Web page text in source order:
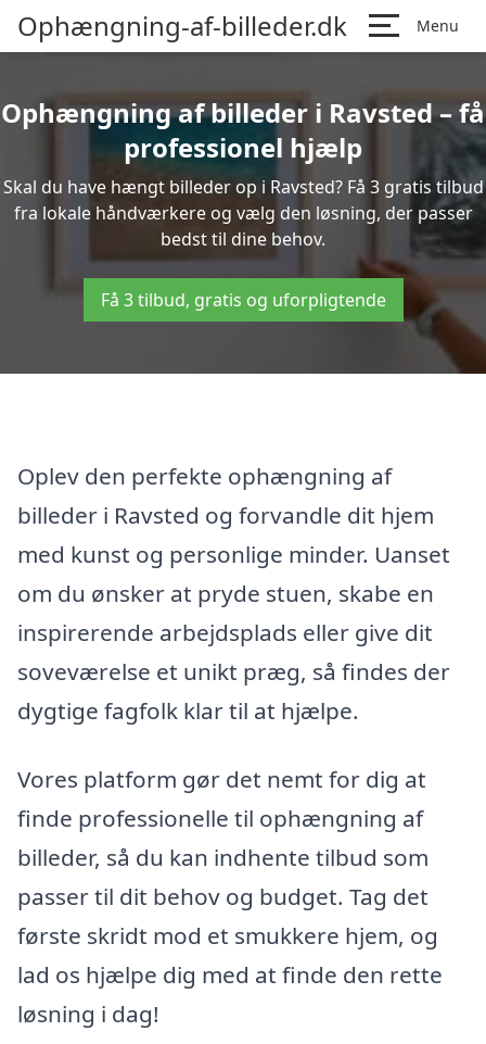
Ophængning-af-billeder.dk Menu
Ophængning af billeder i Ravsted – få
professionel hjælp
Skal du have hængt billeder op i Ravsted? Få 3 gratis tilbud
fra lokale håndværkere og vælg den løsning, der passer
bedst til dine behov.
Få 3 tilbud, gratis og uforpligtende
Oplev den perfekte ophængning af
billeder i Ravsted og forvandle dit hjem
med kunst og personlige minder. Uanset
om du ønsker at pryde stuen, skabe en
inspirerende arbejdsplads eller give dit
soveværelse et unikt præg, så findes der
dygtige fagfolk klar til at hjælpe.
Vores platform gør det nemt for dig at
finde professionelle til ophængning af
billeder, så du kan indhente tilbud som
passer til dit behov og budget. Tag det
første skridt mod et smukkere hjem, og
lad os hjælpe dig med at finde den rette
løsning i dag!